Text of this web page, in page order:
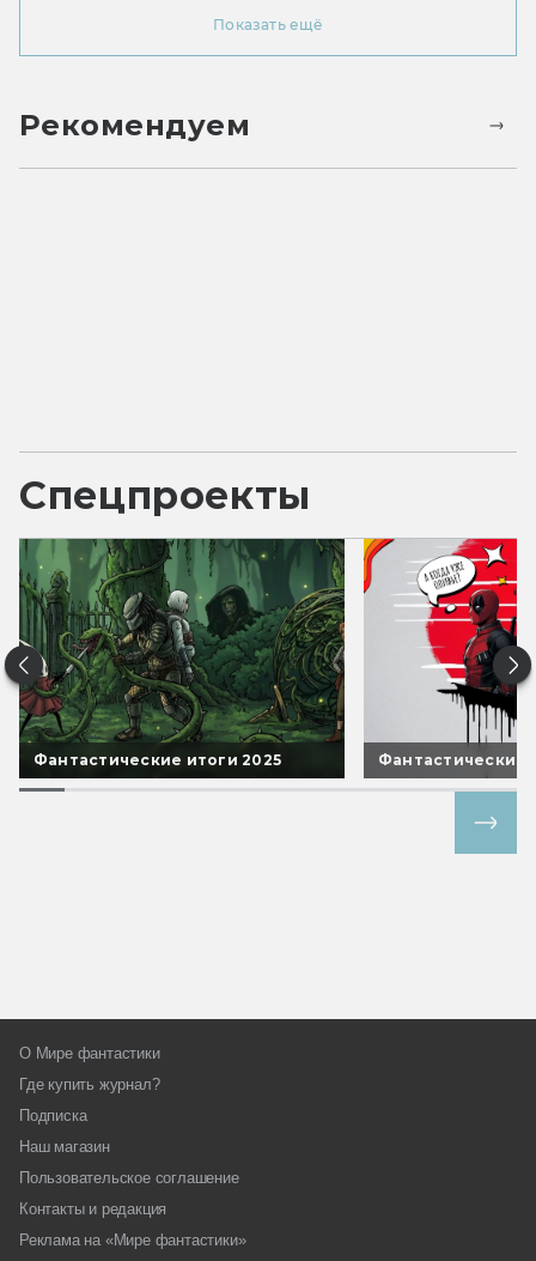
Показать ещё
Рекомендуем
Спецпроекты
Фантастические итоги 2025 Фантастические
О Мире фантастики
Где купить журнал?
Подписка
Наш магазин
Пользовательское соглашение
Контакты и редакция
Реклама на «Мире фантастики»